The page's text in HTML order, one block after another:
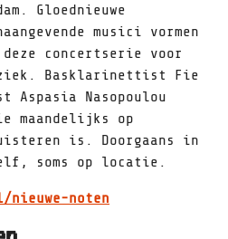
Gloednieuwe
musici vormen
concertserie voor
Basklarinettist Fie
Aspasia Nasopoulou
maandelijks op
is. Doorgaans in
soms op locatie.
noten